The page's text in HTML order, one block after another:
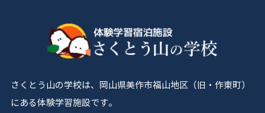
さくとう山の学校は、岡山県美作市福山地区（旧・作東町）
にある体験学習施設です。